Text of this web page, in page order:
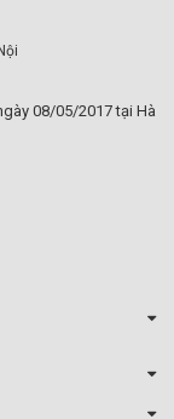
08/05/2017 tại Hà